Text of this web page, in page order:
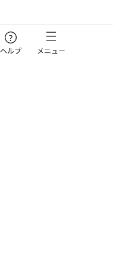
?
ヘルプ メニュー